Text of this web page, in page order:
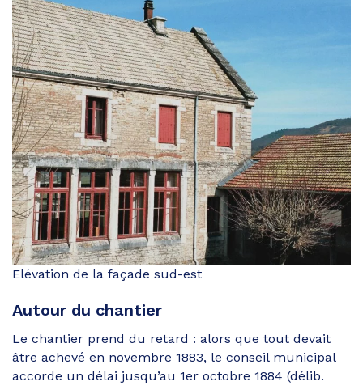
Elévation de la façade sud-est
Autour du chantier
Le chantier prend du retard : alors que tout devait
âtre achevé en novembre 1883, le conseil municipal
accorde un délai jusqu’au 1er octobre 1884 (délib.